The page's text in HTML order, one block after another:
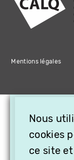
Mentions légales
Nous
cookies
ce site